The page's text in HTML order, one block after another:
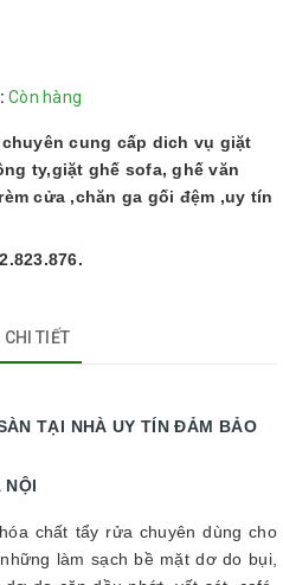
Còn hàng
chuyên cung cấp dich vụ giặt
ty,giặt ghế sofa, ghế văn
cửa ,chăn ga gối đệm ,uy tín
CHI TIẾT
TẠI NHÀ UY TÍN ĐẢM BẢO
NỘI
chất tẩy rửa chuyên dùng cho
làm sạch bề mặt dơ do bụi,